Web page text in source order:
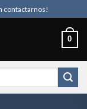
contactarnos!
0